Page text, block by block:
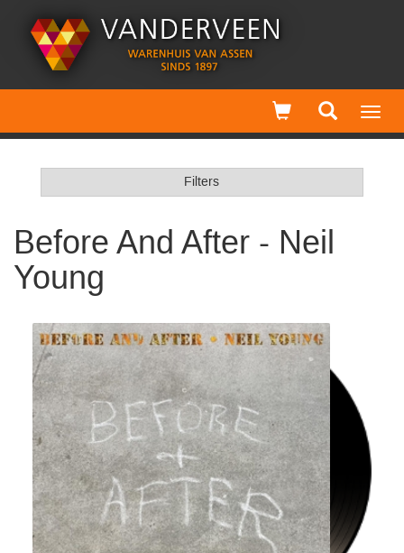
Filters
Before And After - Neil
Young